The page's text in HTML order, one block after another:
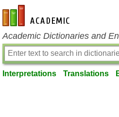
en-academic.com
Academic Dictionaries and
Interpretations Translations